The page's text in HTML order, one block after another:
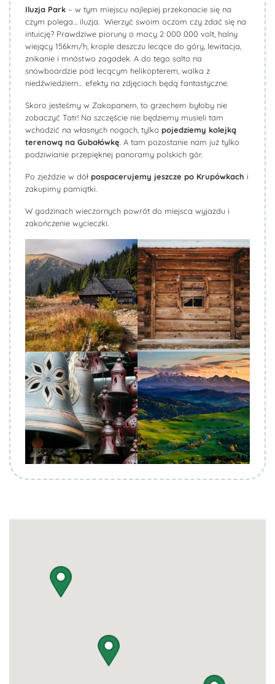
Iluzja Park – w tym miejscu najlepiej przekonacie się na
czym polega… iluzja. Wierzyć swoim oczom czy zdać się na
intuicję? Prawdziwe pioruny o mocy 2 000 000 volt, halny
wiejący 156km/h, krople deszczu lecące do góry, lewitacja,
znikanie i mnóstwo zagadek. A do tego salto na
snowboardzie pod lecącym helikopterem, walka z
niedźwiedziem… efekty na zdjęciach będą fantastyczne.
Skoro jesteśmy w Zakopanem, to grzechem byłoby nie
zobaczyć Tatr! Na szczęście nie będziemy musieli tam
wchodzić na własnych nogach, tylko pojedziemy kolejką
terenową na Gubałówkę . A tam pozostanie nam już tylko
podziwianie przepięknej panoramy polskich gór.
Po zjeździe w dół pospacerujemy jeszcze po Krupówkach i
zakupimy pamiątki.
W godzinach wieczornych powrót do miejsca wyjazdu i
zakończenie wycieczki.
Biuro Podróży KROCZEKBiuro Podróży KROCZEK
Biuro Podróży KROCZEKBiuro Podróży KROCZEK